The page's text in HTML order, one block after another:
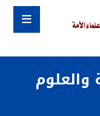
والعلوم